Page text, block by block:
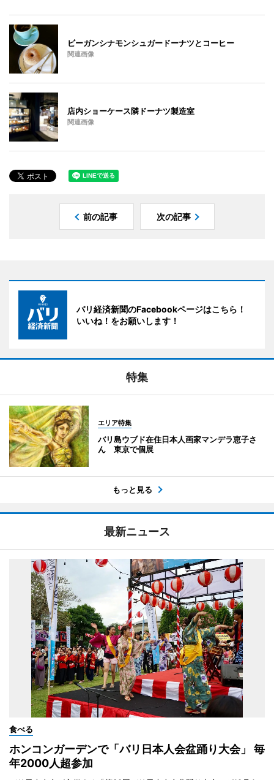
ビーガンシナモンシュガードーナツとコーヒー
関連画像
店内ショーケース隣ドーナツ製造室
関連画像
前の記事 次の記事
バリ経済新聞のFacebookページはこちら！
いいね！をお願いします！
特集
エリア特集
バリ島ウブド在住日本人画家マンデラ恵子さ
ん 東京で個展
もっと見る
最新ニュース
食べる
ホンコンガーデンで「バリ日本人会盆踊り大会」 毎
年2000人超参加